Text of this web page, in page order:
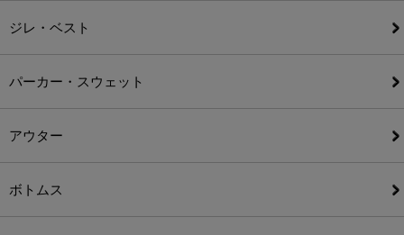
ジレ・ベスト
パーカー・スウェット
アウター
ボトムス